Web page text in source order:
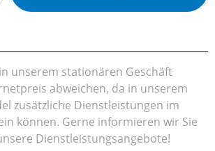
unserem stationären Geschäft
abweichen, da in unserem
zusätzliche Dienstleistungen im
können. Gerne informieren wir Sie
Dienstleistungsangebote!